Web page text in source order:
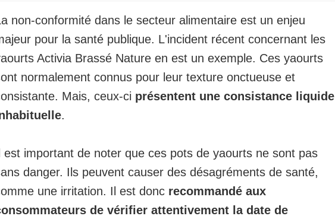
non-conformité dans le secteur alimentaire est un enjeu
pour la santé publique. L'incident récent concernant les
Activia Brassé Nature en est un exemple. Ces yaourts
normalement connus pour leur texture onctueuse et
Mais, ceux-ci présentent une consistance liquide
.
est important de noter que ces pots de yaourts ne sont pas
danger. Ils peuvent causer des désagréments de santé,
une irritation. Il est donc recommandé aux
de vérifier attentivement la date de